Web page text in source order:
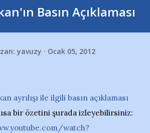
Basın Açıklaması
yavuzy Ocak 05, 2012
ayrılışı ile ilgili basın açıklaması
bir özetini şurada izleyebilirsiniz:
watch?